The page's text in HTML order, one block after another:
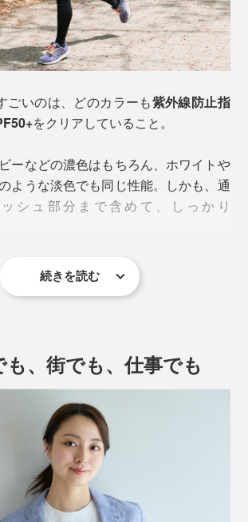
くっているのが、高機能ナイロン糸とド
ン糸を空気の通り道を作るように編み
水速乾性をアップ。脇や裾、袖口、首
なく、肌に当たってチクチクすること
素材×染め加工×編み構造、３つのバラ
ごいのは、どのカラーも紫外線防止指
をクリアしていること。
ーなどの濃色はもちろん、ホワイトや
ような淡色でも同じ性能。しかも、通
シュ部分まで含めて、しっかり
わせれば、上半身はほぼフルガード。
続きを読む
も、街でも、仕事でも